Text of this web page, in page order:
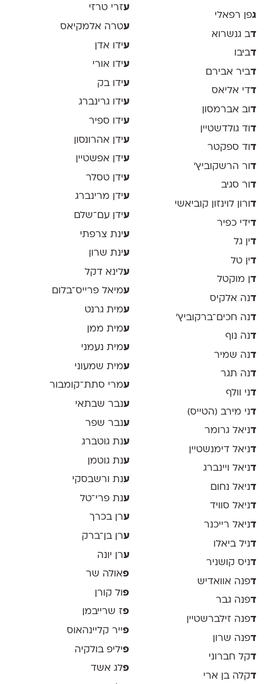
גפן רפאלי
דב גנשרוא
דביבו
דביר אבירם
דדי אליאס
דוב אברמסון
דוד גולדשטיין
דוד ספקטר
דור הרשקוביץ׳
דור סגיב
דורון לוינזון קוביאשי
דידי כפיר
דין גל
דין טל
דן מוקטל
דנה אלקיס
דנה חכים־ברקוביץ׳
דנה נוף
דנה שמיר
דנה תגר
דני וולף
דני מירב (הטייס)
דניאל גרומר
דניאל דימנשטיין
דניאל ויינברג
דניאל נחום
דניאל סוויד
דניאל רייכנר
דניל ביאלו
דניס קושניר
דפנה אוואדיש
דפנה גבר
דפנה זילברשטיין
דפנה שרון
דקל חברוני
דקלה בן ארי
עזרי טרזי
עטרה אלמקיאס
עידו אדן
עידו אורי
עידו בק
עידו גרינברג
עידו ספיר
עידן אהרונסון
עידן אפשטיין
עידן טסלר
עידן מרינברג
עידן עם־שלם
עינת צרפתי
עינת שרון
עלינא דקל
עמיאל פרייס־בלום
עמית גרנט
עמית ממן
עמית נעמני
עמית שמעוני
עמרי סתת־קומבור
ענבר שבתאי
ענבר שפר
ענת גוטברג
ענת גוטמן
ענת ורשבסקי
ענת פרי־טל
ערן בכרך
ערן בן־ברק
ערן יונה
פאולה שר
פ ול קורן
פז שרייבמן
פייר קליינהאוס
פיליפ בולקיה
פלג אשד